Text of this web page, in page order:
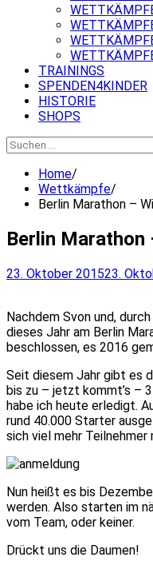
TRAININGS
SPENDEN4KINDER
HISTORIE
SHOPS
Suchen
nach:
Home
Wettkämpfe
Berlin Marathon –
Berlin
23. Oktober 201523.
Nachdem Svon und,
dieses Jahr am Berlin
beschlossen, es 2016
Seit diesem Jahr gibt es
bis zu – jetzt kommt’s –
habe ich heute erledigt.
rund 40.000 Starter
sich viel mehr Teilnehmer
Nun heißt es bis
werden. Also starten im
vom Team, oder keiner.
Drückt uns die Daumen!